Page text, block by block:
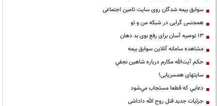
سوابق بیمه شدگان روی سایت تامین اجتماعی
همجنس گرایی در شبکه من و تو
13 توصیه آسان برای رفع بوی بد دهان
مشاهده سامانه آنلاين سوابق بیمه
حكم آيت‌الله مكارم درباره شاهين نجفي
سایتهای همسریابی!
دعايي كه قطعا مستجاب مي‌شود
جزئیات جدید قتل روح الله داداشی